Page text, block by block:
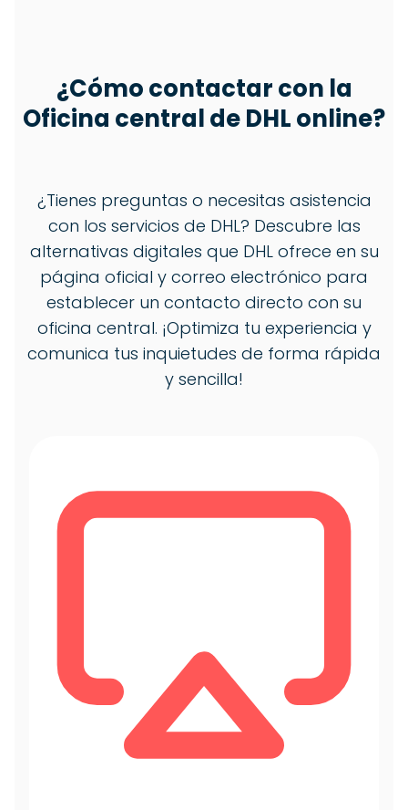
¿Cómo contactar con la
Oficina central de DHL online?
¿Tienes preguntas o necesitas asistencia
con los servicios de DHL? Descubre las
alternativas digitales que DHL ofrece en su
página oficial y correo electrónico para
establecer un contacto directo con su
oficina central. ¡Optimiza tu experiencia y
comunica tus inquietudes de forma rápida
y sencilla!